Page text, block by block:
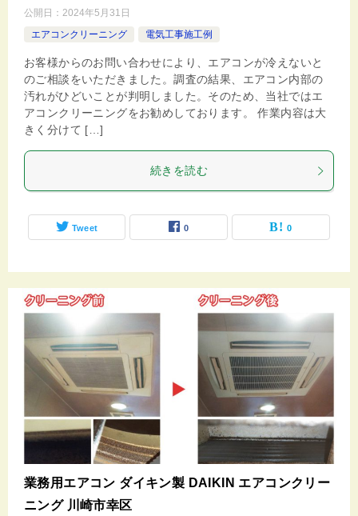
公開日： 2024年5月31日
エアコンクリーニング
電気工事施工例
お客様からのお問い合わせにより、エアコンが冷えないと
のご相談をいただきました。調査の結果、エアコン内部の
汚れがひどいことが判明しました。そのため、当社ではエ
アコンクリーニングをお勧めしております。 作業内容は大
きく分けて […]
続きを読む
Tweet 0 0
業務用エアコン ダイキン製 DAIKIN エアコンクリー
ニング 川崎市幸区